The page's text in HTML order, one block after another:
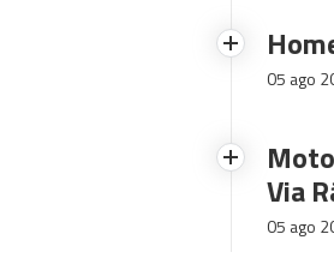
05 ago
Via
05 ago